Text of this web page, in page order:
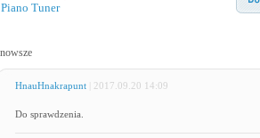
Tuner
HnauHnakrapunt | 2017.09.20 14:09
Do sprawdzenia.